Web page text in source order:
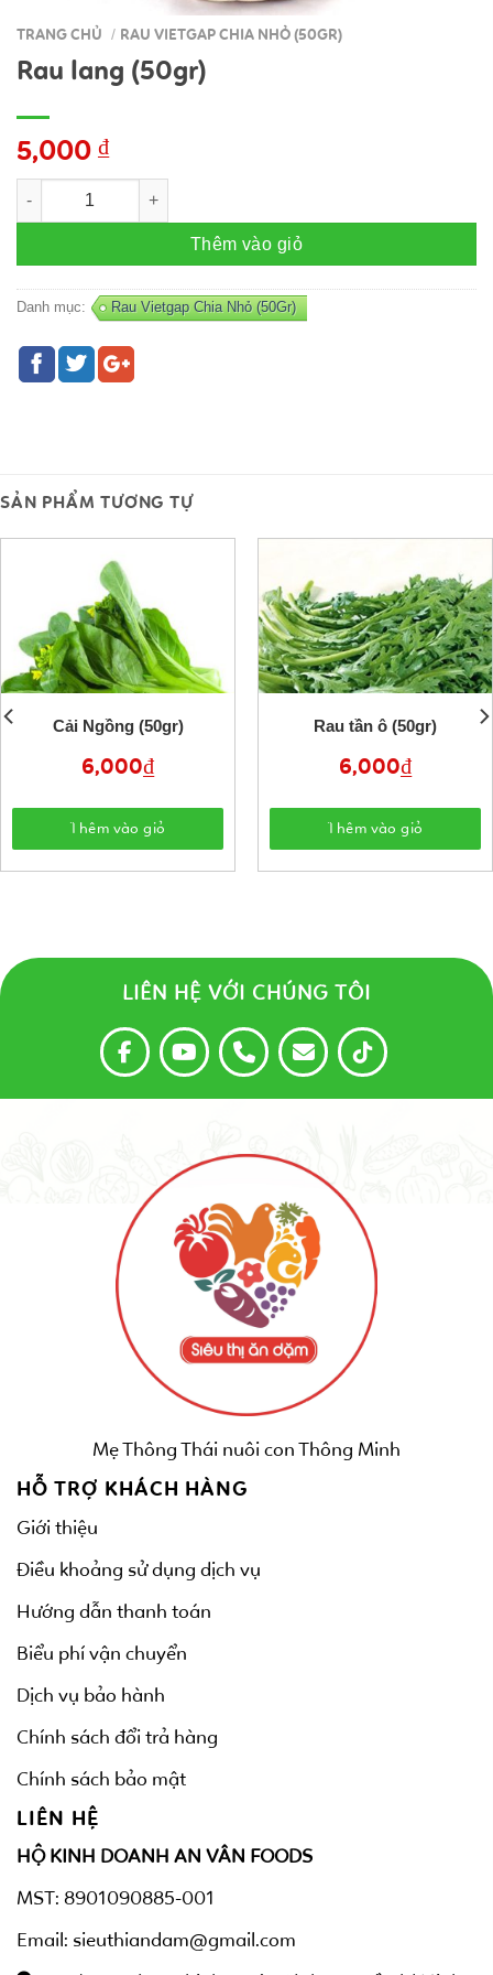
TRANG CHỦ / RAU VIETGAP CHIA NHỎ (50GR)
Rau lang (50gr)
5,000 ₫
Rau lang (50gr) số lượng
Thêm vào giỏ
Danh mục: Rau Vietgap Chia Nhỏ (50Gr)
SẢN PHẨM TƯƠNG TỰ
Cải Ngồng (50gr)
6,000₫
Thêm vào giỏ
Rau tần ô (50gr)
6,000₫
Thêm vào giỏ
LIÊN HỆ VỚI CHÚNG TÔI
Mẹ Thông Thái nuôi con Thông Minh
HỖ TRỢ KHÁCH HÀNG
Giới thiệu
Điều khoảng sử dụng dịch vụ
Hướng dẫn thanh toán
Biểu phí vận chuyển
Dịch vụ bảo hành
Chính sách đổi trả hàng
Chính sách bảo mật
LIÊN HỆ
HỘ KINH DOANH AN VÂN FOODS
MST: 8901090885-001
Email: sieuthiandam@gmail.com